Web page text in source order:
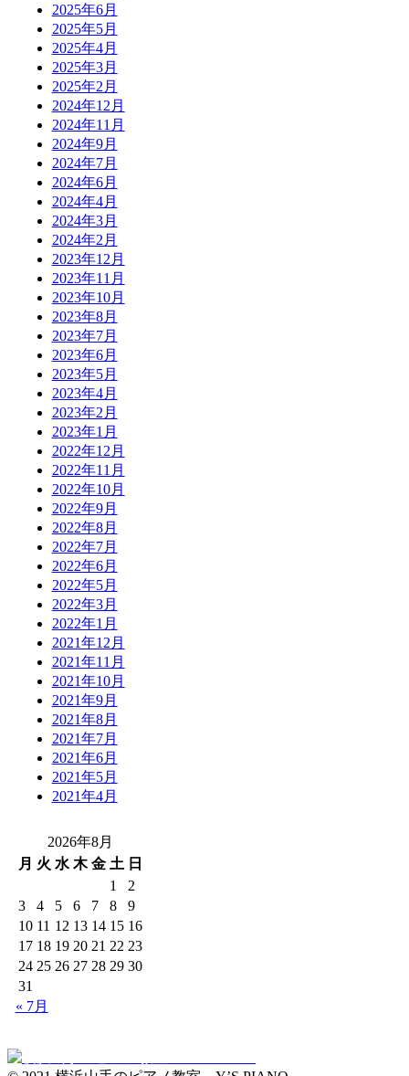
2025年6月
2025年5月
2025年4月
2025年3月
2025年2月
2024年12月
2024年11月
2024年9月
2024年7月
2024年6月
2024年4月
2024年3月
2024年2月
2023年12月
2023年11月
2023年10月
2023年8月
2023年7月
2023年6月
2023年5月
2023年4月
2023年2月
2023年1月
2022年12月
2022年11月
2022年10月
2022年9月
2022年8月
2022年7月
2022年6月
2022年5月
2022年3月
2022年1月
2021年12月
2021年11月
2021年10月
2021年9月
2021年8月
2021年7月
2021年6月
2021年5月
2021年4月
2026年8月
月 火 水 木 金 土 日
1
2
3
4 5 6 7 8
9
10 11 12 13 14 15 16
17 18 19 20 21 22 23
24 25 26 27 28 29 30
31
« 7月